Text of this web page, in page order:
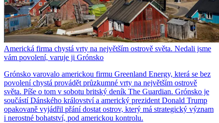
Americká firma chystá vrty na největším ostrově světa. Nedali jsme
vám povolení, varuje ji Grónsko
Grónsko varovalo americkou firmu Greenland Energy, která se bez
povolení chystá provádět průzkumné vrty na největším ostrově
světa. Píše o tom v sobotu britský deník The Guardian. Grónsko je
součástí Dánského království a americký prezident Donald Trump
opakovaně vyjádřil přání dostat ostrov, který má strategický význam
i nerostné bohatství, pod americkou kontrolu.